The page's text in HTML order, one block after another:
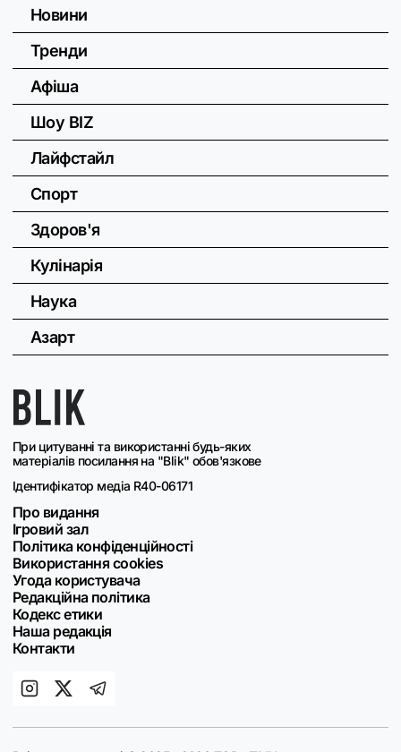
При цитуванні та використанні будь-яких
матеріалів посилання на "Blik" обов'язкове
Ідентифікатор медіа R40-06171
Про видання
Ігровий зал
Політика конфіденційності
Використання cookies
Угода користувача
Редакційна політика
Кодекс етики
Наша редакція
Контакти
Новини
Тренди
Афіша
Шоу BIZ
Лайфстайл
Спорт
Здоров'я
Кулінарія
Наука
Азарт